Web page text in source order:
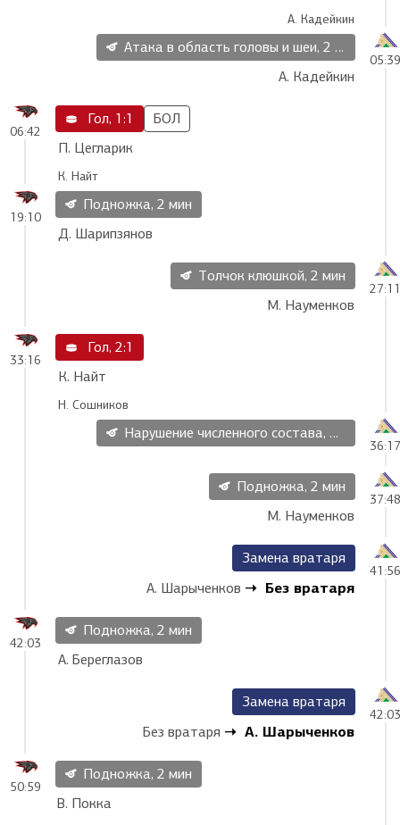
А. Кадейкин
05:39
Атака в область головы и шеи, 2 мин
А. Кадейкин
06:42
Гол, 1:1
БОЛ
П. Цегларик
К. Найт
19:10
Подножка, 2 мин
Д. Шарипзянов
27:11
Толчок клюшкой, 2 мин
М. Науменков
33:16
Гол, 2:1
К. Найт
Н. Сошников
36:17
Нарушение численного состава, 2 мин
37:48
Подножка, 2 мин
М. Науменков
41:56
Замена вратаря
А. Шарыченков
Без вратаря
42:03
Подножка, 2 мин
А. Береглазов
42:03
Замена вратаря
Без вратаря
А. Шарыченков
50:59
Подножка, 2 мин
В. Покка